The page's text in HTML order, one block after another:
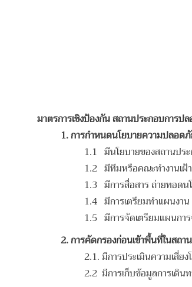
มาตรการเชิงป้องกัน สถานประกอบการป
1.การกำหนดนโยบายความปลอด
1.1 มีนโยบายของสถานประ
1.2 มีทีมหรือคณะทำงานเฝ้
1.3 มีการสื่อสาร ถ่ายทอดน
1.4 มีการเตรียมทำแผนงา
1.5 มีการจัดเตรียมแผนกา
2.การคัดกรองก่อนเข้าพื้นที่ในสถา
2.1. มีการประเมินความเสี่ย
2.2 มีการเก็บข้อมูลการเดิน